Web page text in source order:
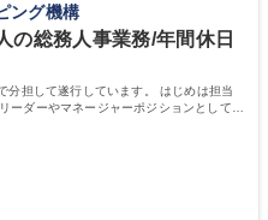
ング機構
の総務人事業務/年間休日
分担して遂行しています。 はじめは担当
ーダーやマネージャーポジションとして活